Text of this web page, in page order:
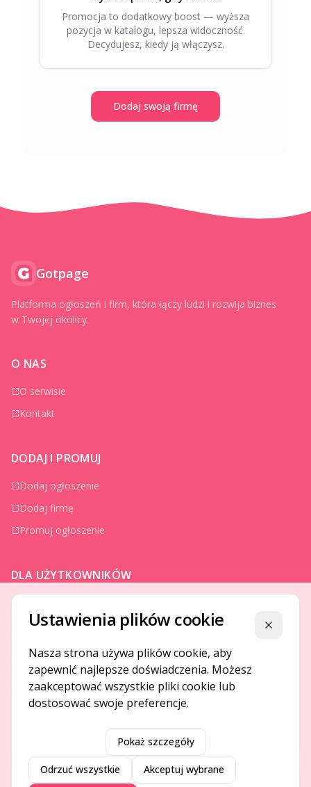
Promocja to dodatkowy boost — wyższa
pozycja w katalogu, lepsza widoczność.
Decydujesz, kiedy ją włączysz.
Dodaj swoją firmę
Gotpage
Platforma ogłoszeń i firm, która łączy ludzi i rozwija biznes
w Twojej okolicy.
O NAS
O serwisie
Kontakt
DODAJ I PROMUJ
Dodaj ogłoszenie
Dodaj firmę
Promuj ogłoszenie
DLA UŻYTKOWNIKÓW
Jak to działa
Bezpieczeństwo
Usługi premium
Regulamin
Gotpage. Wszelkie prawa zastrzeżone.
Ustawienia plików cookie Zamknij
Nasza strona używa plików cookie, aby
zapewnić najlepsze doświadczenia. Możesz
zaakceptować wszystkie pliki cookie lub
dostosować swoje preferencje.
Pokaż szczegóły
Odrzuć wszystkie Akceptuj wybrane